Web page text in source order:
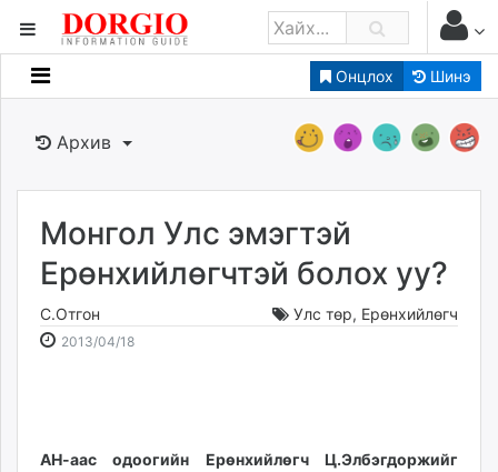
Онцлох Шинэ
Мэдээллийн
Банк санхүү
Бизнес ААН
Төрийн
dorgio.mn
Gogo.mn
Baabar.mn
Архив
Монгол Улс эмэгтэй
Ерөнхийлөгчтэй болох уу?
С.Отгон Улс төр, Ерөнхийлөгч
2013/04/182013-
2026-
АН-аас одоогийн Ерөнхийлөгч Ц.Элбэгдоржийг